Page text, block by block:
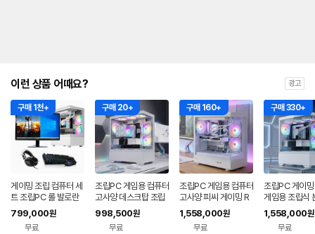
이런 상품 어때요? 광고
구매 1천+
게이밍 조립 컴퓨터 세
트 조립PC 롤 발로란
트 오버워치 배그 바른
컴퓨터 본체 풀세트F1
799,000원
무료
구매 20+
조립PC 게임용 컴퓨터
고사양 데스크탑 조립
식 본체 피씨 조립컴 롤
견적 NX1
998,500원
무료
구매 160+
조립PC 게임용 컴퓨터
고사양 피씨 게이밍 R
TX5060TI 데스크탑
견적 조립컴 본체 04
1,558,000원
무료
구매 330+
조립PC 게이
게임용 조립식
TX5060 TI 고
아이온2 UL2
1,558,000원
무료